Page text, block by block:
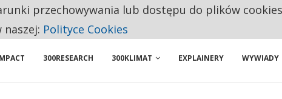
PODMIOTY Z POLSKI
300RESEARCH 300KLIMAT EXPLAINERY WYWIADY
przechowywania lub dostępu do plików
Polityce Cookies